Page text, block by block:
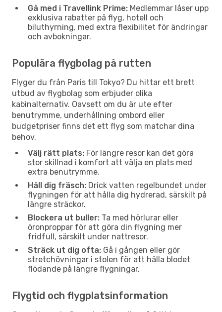
Gå med i Travellink Prime: Medlemmar låser upp
exklusiva rabatter på flyg, hotell och
biluthyrning, med extra flexibilitet för ändringar
och avbokningar.
Populära flygbolag på rutten
Flyger du från Paris till Tokyo? Du hittar ett brett
utbud av flygbolag som erbjuder olika
kabinalternativ. Oavsett om du är ute efter
benutrymme, underhållning ombord eller
budgetpriser finns det ett flyg som matchar dina
behov.
Välj rätt plats: För längre resor kan det göra
stor skillnad i komfort att välja en plats med
extra benutrymme.
Håll dig fräsch: Drick vatten regelbundet under
flygningen för att hålla dig hydrerad, särskilt på
längre sträckor.
Blockera ut buller: Ta med hörlurar eller
öronproppar för att göra din flygning mer
fridfull, särskilt under nattresor.
Sträck ut dig ofta: Gå i gången eller gör
stretchövningar i stolen för att hålla blodet
flödande på längre flygningar.
Flygtid och flygplatsinformation